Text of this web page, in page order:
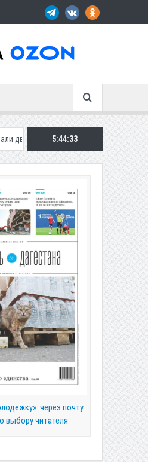
у жителя Дагестана
5:44:34
через почту
выбору читателя